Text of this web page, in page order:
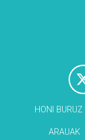
HONI BURUZ
ARAUAK